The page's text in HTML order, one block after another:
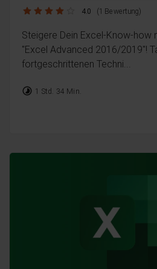
4.0 / 5 4.0 (1 Bewertung)
Steigere Dein Excel-Know-how
"Excel Advanced 2016/2019"!
fortgeschrittenen Techni...
timelapse 1 Std. 34 Min.